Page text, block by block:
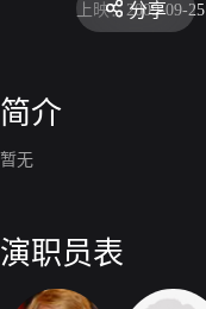
上映： 2009-09-25
分享
简介
暂无
演职员表